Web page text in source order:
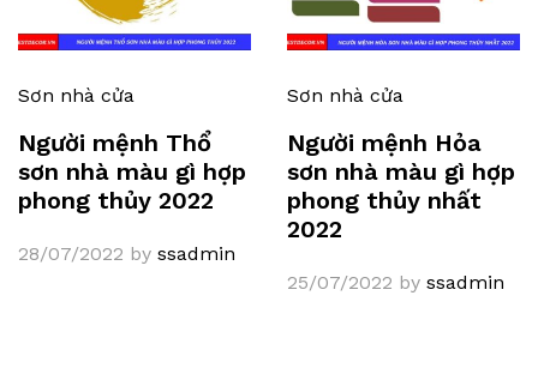
Sơn nhà cửa
Người mệnh Thổ
sơn nhà màu gì hợp
phong thủy 2022
28/07/2022 by ssadmin
Sơn nhà cửa
Người mệnh Hỏa
sơn nhà màu gì hợp
phong thủy nhất
2022
25/07/2022 by ssadmin